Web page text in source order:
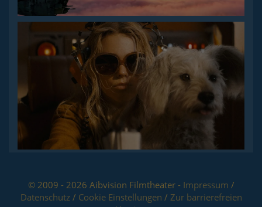
© 2009 - 2026 Aibvision Filmtheater - Impressum /
Datenschutz / Cookie Einstellungen / Zur barrierefreien